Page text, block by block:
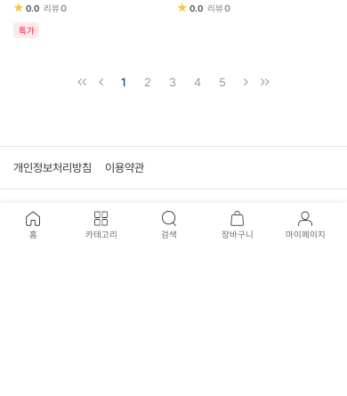
홈 카테고리 검색 장바구니 마이페이지
★ 0.0 리뷰0
특가
★ 0.0 리뷰0
1 2 3 4 5
개인정보처리방침 이용약관
고객센터